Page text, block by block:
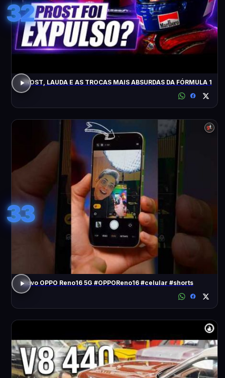
32
PROST, LAUDA E AS TROCAS MAIS ABSURDAS DA FÓRMULA 1
33
Novo OPPO Reno16 5G #OPPOReno16 #celular #shorts